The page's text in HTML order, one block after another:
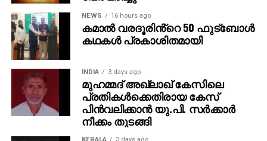
3 days ago
മുഹമ്മദ് അഖ്‌ലാഖ് കേസിലെ
പ്രതികള്‍ക്കെതിരായ കേസ്
നീക്കം തുടങ്ങി
KERALA 3 days ago
500 രൂപയുടെ കള്ളനോട്ടുകളുമായി
വിദ്യാര്‍ത്ഥികള്‍ ഉള്‍പ്പെടെ
അഞ്ചുപേര്‍ അറസ്റ്റില്‍